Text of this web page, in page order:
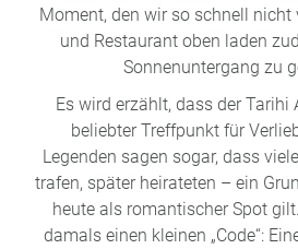
Moment, den wir so schnell nicht
und Restaurant oben laden
Sonnenuntergang zu
Es wird erzählt, dass der Tarihi
beliebter Treffpunkt für
Legenden sagen sogar, dass
trafen, später heirateten – ein
heute als romantischer Spot
damals einen kleinen „Code“: